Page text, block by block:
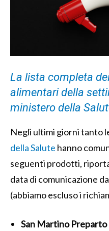
La lista completa
alimentari della
ministero della
Negli ultimi giorni tanto
della Salute hanno
seguenti prodotti,
data di comunicazione
(abbiamo escluso i
San Martino